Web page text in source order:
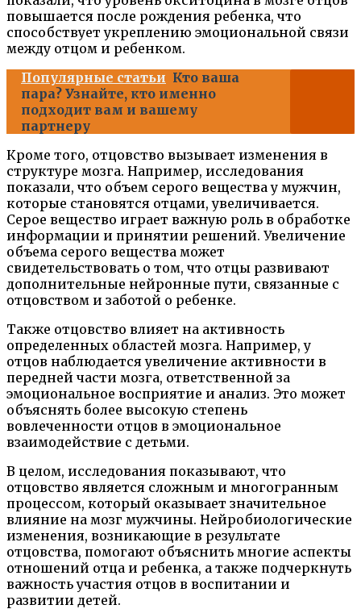
повышается после рождения ребенка, что
способствует укреплению эмоциональной связи
между отцом и ребенком.
Популярные статьи Кто ваша
пара? Узнайте, кто именно
подходит вам и вашему
партнеру
Кроме того, отцовство вызывает изменения в
структуре мозга. Например, исследования
показали, что объем серого вещества у мужчин,
которые становятся отцами, увеличивается.
Серое вещество играет важную роль в обработке
информации и принятии решений. Увеличение
объема серого вещества может
свидетельствовать о том, что отцы развивают
дополнительные нейронные пути, связанные с
отцовством и заботой о ребенке.
Также отцовство влияет на активность
определенных областей мозга. Например, у
отцов наблюдается увеличение активности в
передней части мозга, ответственной за
эмоциональное восприятие и анализ. Это может
объяснять более высокую степень
вовлеченности отцов в эмоциональное
взаимодействие с детьми.
В целом, исследования показывают, что
отцовство является сложным и многогранным
процессом, который оказывает значительное
влияние на мозг мужчины. Нейробиологические
изменения, возникающие в результате
отцовства, помогают объяснить многие аспекты
отношений отца и ребенка, а также подчеркнуть
важность участия отцов в воспитании и
развитии детей.